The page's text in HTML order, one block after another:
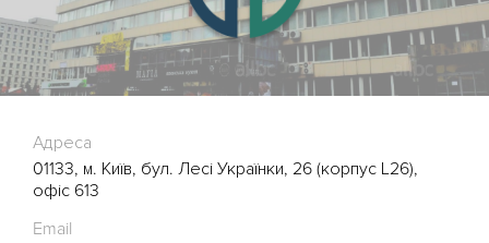
Адреса
01133, м. Київ, бул. Лесі Українки, 26 (корпус L26),
офіс 613
Email